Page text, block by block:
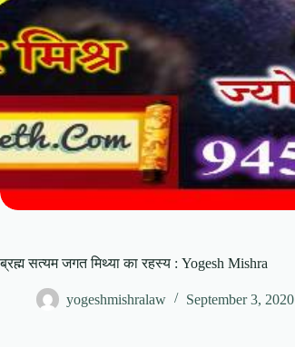
ब्रह्म सत्यम जगत मिथ्या का रहस्य : Yogesh Mishra
yogeshmishralaw September 3, 2020